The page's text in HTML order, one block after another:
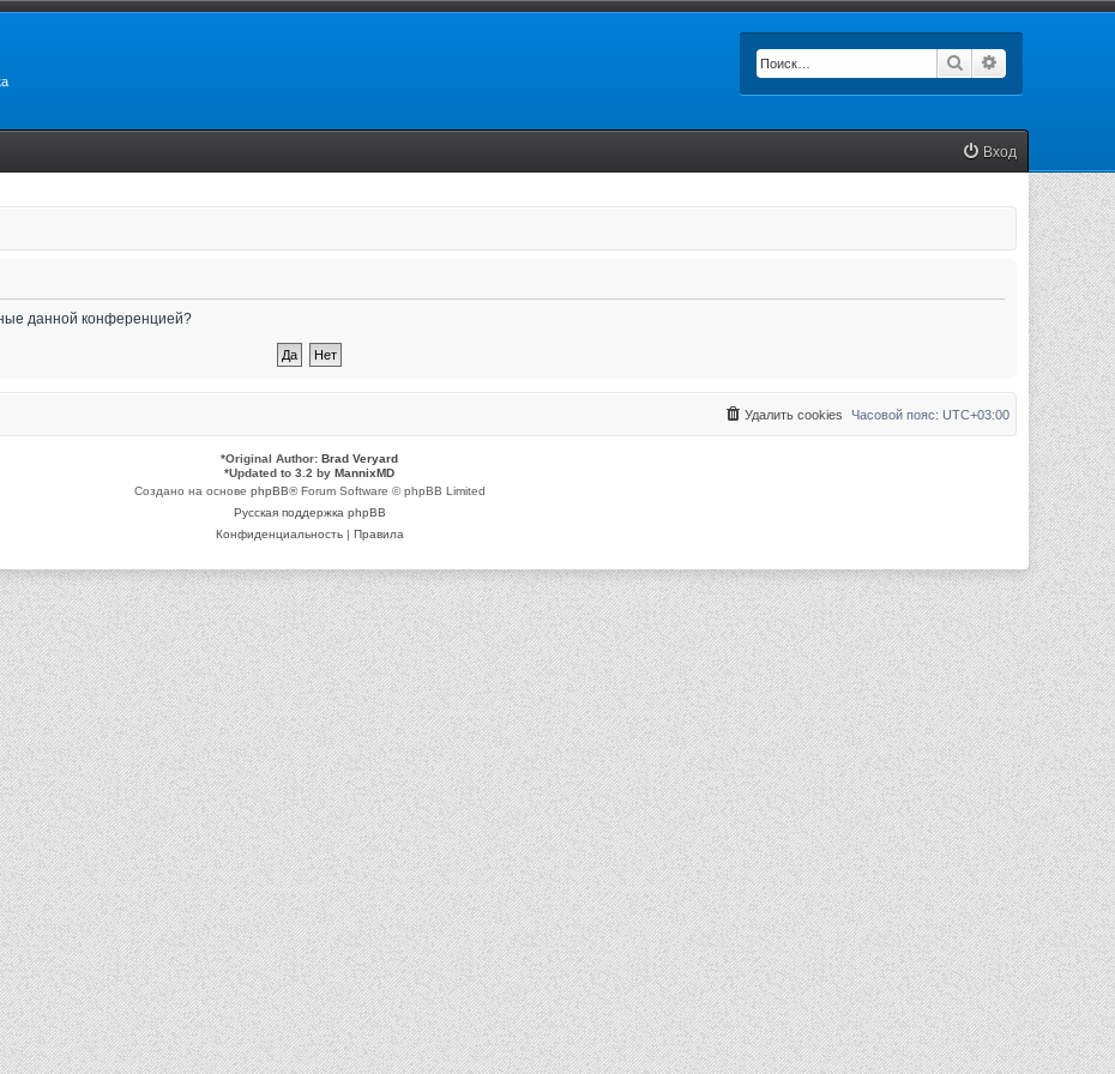
Поиск
Вход
данной конференцией?
Часовой пояс: UTC+03:00
Удалить cookies
*Original Author: Brad Veryard
*Updated to 3.2 by MannixMD
Создано на основе phpBB® Forum Software © phpBB Limited
Русская поддержка phpBB
Конфиденциальность| Правила